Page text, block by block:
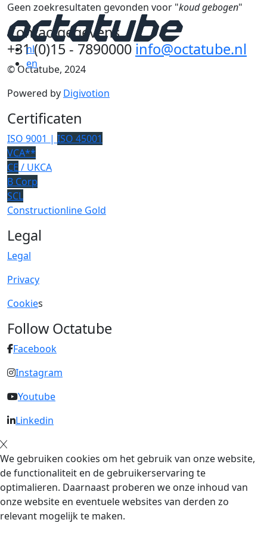
nl
en
Geen zoekresultaten gevonden voor "koud gebogen"
Contactgegevens
+31 (0)15 - 7890000 info@octatube.nl
© Octatube, 2024
Powered by Digivotion
Certificaten
ISO 9001 | ISO 45001
VCA**
CE / UKCA
B Corp
SCL
Constructionline Gold
Legal
Legal
Privacy
Cookies
Follow Octatube
Facebook
Instagram
Youtube
Linkedin
We gebruiken cookies om het gebruik van onze website,
de functionaliteit en de gebruikerservaring te
optimalieren. Daarnaast proberen we onze inhoud van
onze website en eventuele websites van derden zo
relevant mogelijk te maken.